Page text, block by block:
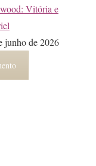
Vitória e
junho de 2026